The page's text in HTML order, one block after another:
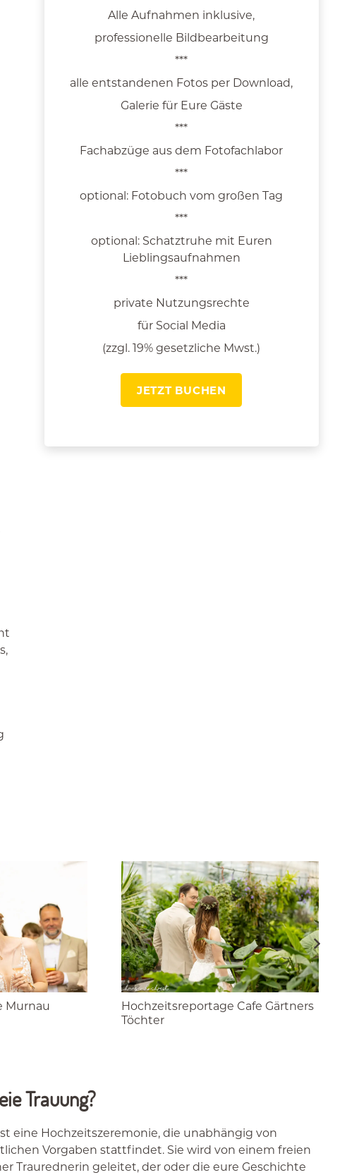
Alle Aufnahmen inklusive,
professionelle Bildbearbeitung
***
alle entstandenen Fotos per Download,
Galerie für Eure Gäste
***
Fachabzüge aus dem Fotofachlabor
***
optional: Fotobuch vom großen Tag
***
optional: Schatztruhe mit Euren
Lieblingsaufnahmen
***
private Nutzungsrechte
für Social Media
(zzgl. 19% gesetzliche Mwst.)
JETZT BUCHEN
Murnau
Hochzeitsreportage Cafe Gärtners
Töchter
Trauung?
eine Hochzeitszeremonie, die unabhängig von
Vorgaben stattfindet. Sie wird von einem freien
Traurednerin geleitet, der oder die eure Geschichte